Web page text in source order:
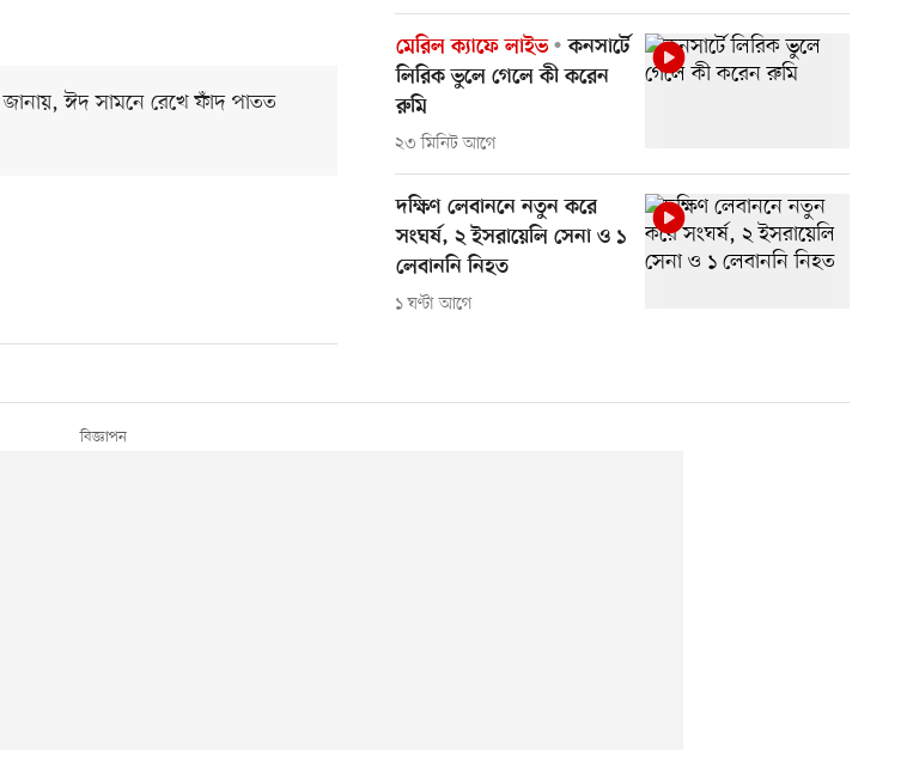
জানায়, ঈদ সামনে রেখে ফাঁদ পাতত
মেরিল ক্যাফে লাইভ
কনসার্টে
লিরিক ভুলে গেলে কী করেন
রুমি
২৩ মিনিট আগে
দক্ষিণ লেবাননে নতুন করে
সংঘর্ষ, ২ ইসরায়েলি সেনা ও ১
লেবাননি নিহত
১ ঘণ্টা আগে